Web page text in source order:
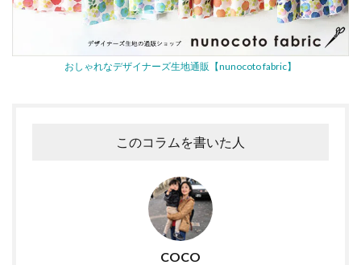
おしゃれなデザイナーズ生地通販【nunocoto fabric】
このコラムを書いた人
COCO